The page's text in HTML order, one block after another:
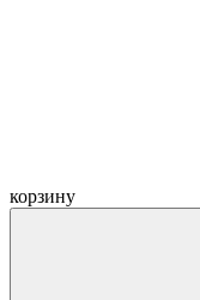
корзину